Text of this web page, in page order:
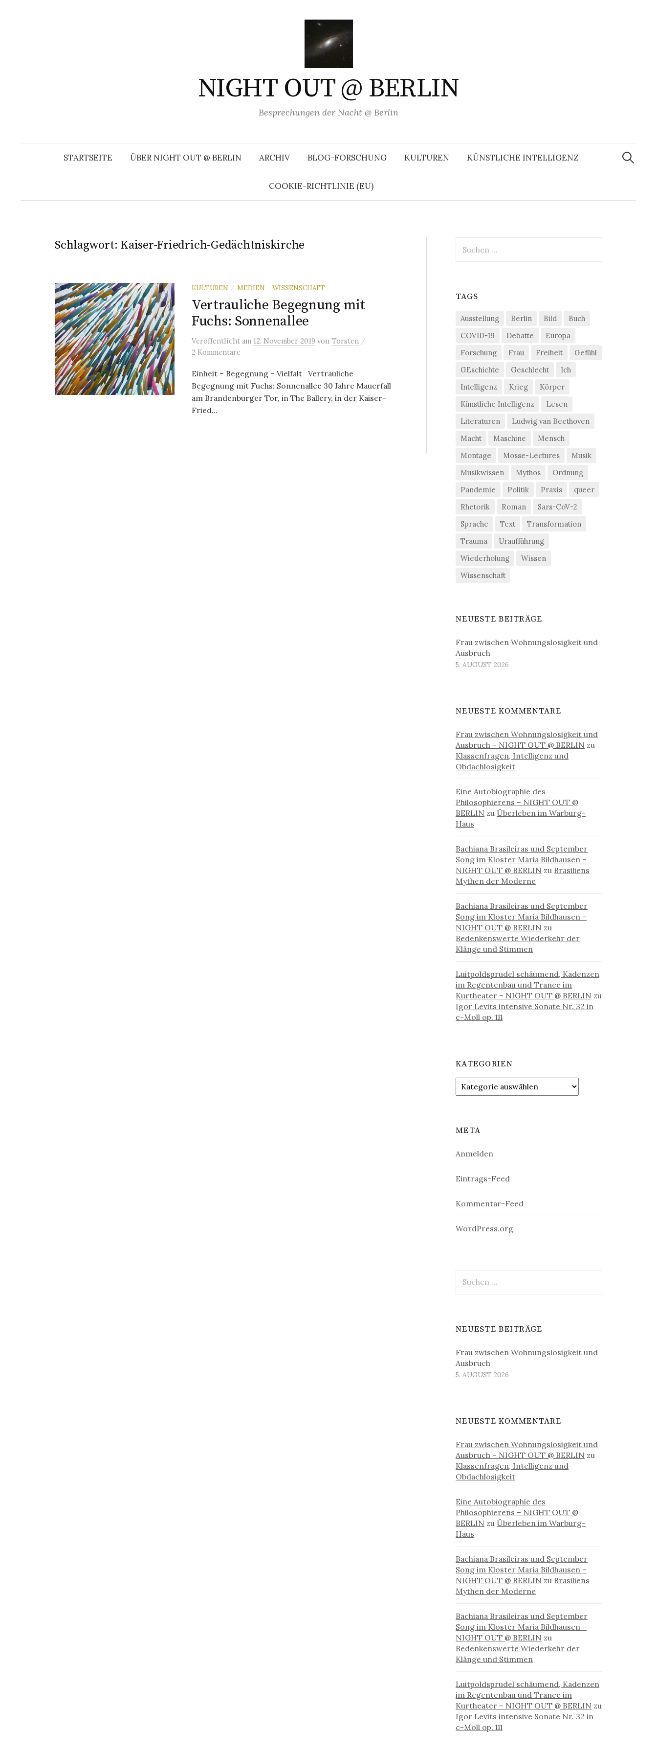
NIGHT OUT @ BERLIN
Besprechungen der Nacht @ Berlin
STARTSEITE ÜBER NIGHT OUT @ BERLIN ARCHIV BLOG-FORSCHUNG KULTUREN KÜNSTLICHE INTELLIGENZ
COOKIE-RICHTLINIE (EU)
Suchen
nach:
Schlagwort: Kaiser-Friedrich-Gedächtniskirche
KULTUREN / MEDIEN - WISSENSCHAFT
Vertrauliche Begegnung mit
Fuchs: Sonnenallee
Veröffentlicht am 12. November 2019 von Torsten /
2 Kommentare
Einheit – Begegnung – Vielfalt Vertrauliche
Begegnung mit Fuchs: Sonnenallee 30 Jahre Mauerfall
am Brandenburger Tor, in The Ballery, in der Kaiser-
Fried...
nach:
TAGS
Ausstellung Berlin Bild
Buch
COVID-19
Debatte
Europa
Forschung
Frau Freiheit
Gefühl
GEschichte
Geschlecht
Ich
Intelligenz
Krieg
Körper
Künstliche Intelligenz
Lesen
Literaturen
Ludwig van Beethoven
Macht
Maschine
Mensch
Montage
Mosse-Lectures
Musik
Musikwissen
Mythos
Ordnung
Pandemie
Politik Praxis
queer
Rhetorik
Roman
Sars-CoV-2
Sprache
Text
Transformation
Trauma
Uraufführung
Wiederholung
Wissen
Wissenschaft
NEUESTE BEITRÄGE
Frau zwischen Wohnungslosigkeit und
Ausbruch
5. AUGUST 2026
NEUESTE KOMMENTARE
Frau zwischen Wohnungslosigkeit und
Ausbruch – NIGHT OUT @ BERLIN zu
Klassenfragen, Intelligenz und
Obdachlosigkeit
Eine Autobiographie des
Philosophierens – NIGHT OUT @
BERLIN zu Überleben im Warburg-
Haus
Bachiana Brasileiras und September
Song im Kloster Maria Bildhausen –
NIGHT OUT @ BERLIN zu Brasiliens
Mythen der Moderne
Bachiana Brasileiras und September
Song im Kloster Maria Bildhausen –
NIGHT OUT @ BERLIN zu
Bedenkenswerte Wiederkehr der
Klänge und Stimmen
Luitpoldsprudel schäumend, Kadenzen
im Regentenbau und Trance im
Kurtheater – NIGHT OUT @ BERLIN zu
Igor Levits intensive Sonate Nr. 32 in
c-Moll op. 111
KATEGORIEN
Kategorien
META
Anmelden
Eintrags-Feed
Kommentar-Feed
WordPress.org
nach:
NEUESTE BEITRÄGE
Frau zwischen Wohnungslosigkeit und
Ausbruch
5. AUGUST 2026
NEUESTE KOMMENTARE
Frau zwischen Wohnungslosigkeit und
Ausbruch – NIGHT OUT @ BERLIN zu
Klassenfragen, Intelligenz und
Obdachlosigkeit
Eine Autobiographie des
Philosophierens – NIGHT OUT @
BERLIN zu Überleben im Warburg-
Haus
Bachiana Brasileiras und September
Song im Kloster Maria Bildhausen –
NIGHT OUT @ BERLIN zu Brasiliens
Mythen der Moderne
Bachiana Brasileiras und September
Song im Kloster Maria Bildhausen –
NIGHT OUT @ BERLIN zu
Bedenkenswerte Wiederkehr der
Klänge und Stimmen
Luitpoldsprudel schäumend, Kadenzen
im Regentenbau und Trance im
Kurtheater – NIGHT OUT @ BERLIN zu
Igor Levits intensive Sonate Nr. 32 in
c-Moll op. 111